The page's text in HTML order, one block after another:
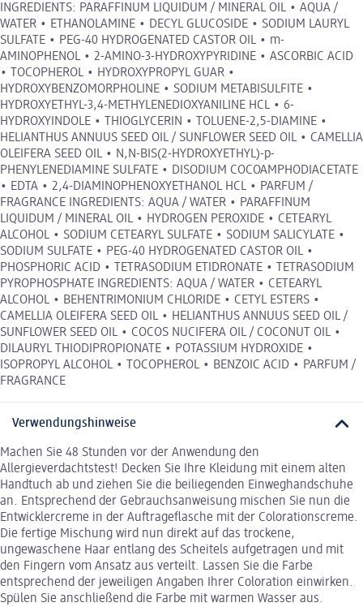
INGREDIENTS: PARAFFINUM LIQUIDUM / MINERAL OIL • AQUA /
WATER • ETHANOLAMINE • DECYL GLUCOSIDE • SODIUM LAURYL
SULFATE • PEG-40 HYDROGENATED CASTOR OIL • m-
AMINOPHENOL • 2-AMINO-3-HYDROXYPYRIDINE • ASCORBIC ACID
• TOCOPHEROL • HYDROXYPROPYL GUAR •
HYDROXYBENZOMORPHOLINE • SODIUM METABISULFITE •
HYDROXYETHYL-3,4-METHYLENEDIOXYANILINE HCL • 6-
HYDROXYINDOLE • THIOGLYCERIN • TOLUENE-2,5-DIAMINE •
HELIANTHUS ANNUUS SEED OIL / SUNFLOWER SEED OIL • CAMELLIA
OLEIFERA SEED OIL • N,N-BIS(2-HYDROXYETHYL)-p-
PHENYLENEDIAMINE SULFATE • DISODIUM COCOAMPHODIACETATE
• EDTA • 2,4-DIAMINOPHENOXYETHANOL HCL • PARFUM /
FRAGRANCE INGREDIENTS: AQUA / WATER • PARAFFINUM
LIQUIDUM / MINERAL OIL • HYDROGEN PEROXIDE • CETEARYL
ALCOHOL • SODIUM CETEARYL SULFATE • SODIUM SALICYLATE •
SODIUM SULFATE • PEG-40 HYDROGENATED CASTOR OIL •
PHOSPHORIC ACID • TETRASODIUM ETIDRONATE • TETRASODIUM
PYROPHOSPHATE INGREDIENTS: AQUA / WATER • CETEARYL
ALCOHOL • BEHENTRIMONIUM CHLORIDE • CETYL ESTERS •
CAMELLIA OLEIFERA SEED OIL • HELIANTHUS ANNUUS SEED OIL /
SUNFLOWER SEED OIL • COCOS NUCIFERA OIL / COCONUT OIL •
DILAURYL THIODIPROPIONATE • POTASSIUM HYDROXIDE •
ISOPROPYL ALCOHOL • TOCOPHEROL • BENZOIC ACID • PARFUM /
FRAGRANCE
Verwendungshinweise
Machen Sie 48 Stunden vor der Anwendung den
Allergieverdachtstest! Decken Sie Ihre Kleidung mit einem alten
Handtuch ab und ziehen Sie die beiliegenden Einweghandschuhe
an. Entsprechend der Gebrauchsanweisung mischen Sie nun die
Entwicklercreme in der Auftrageflasche mit der Colorationscreme.
Die fertige Mischung wird nun direkt auf das trockene,
ungewaschene Haar entlang des Scheitels aufgetragen und mit
den Fingern vom Ansatz aus verteilt. Lassen Sie die Farbe
entsprechend der jeweiligen Angaben Ihrer Coloration einwirken.
Spülen Sie anschließend die Farbe mit warmen Wasser aus.